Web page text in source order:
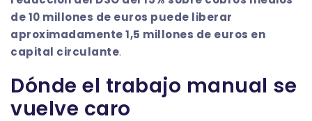
de 10 millones de euros puede liberar
aproximadamente 1,5 millones de euros en
capital circulante.
Dónde el trabajo manual se
vuelve caro